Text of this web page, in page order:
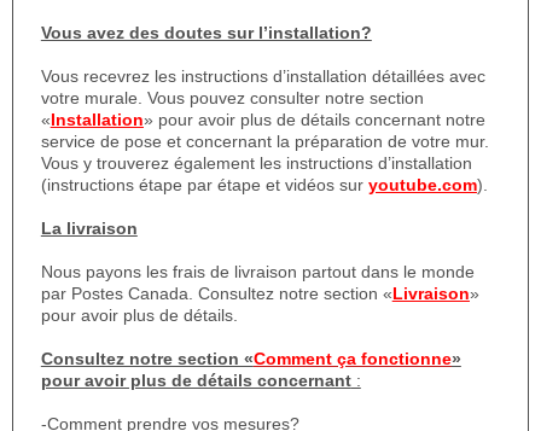
Vous avez des doutes sur l’installation?
Vous recevrez les instructions d’installation détaillées avec
votre murale. Vous pouvez consulter notre section
«Installation» pour avoir plus de détails concernant notre
service de pose et concernant la préparation de votre mur.
Vous y trouverez également les instructions d’installation
(instructions étape par étape et vidéos sur youtube.com).
La livraison
Nous payons les frais de livraison partout dans le monde
par Postes Canada. Consultez notre section «Livraison»
pour avoir plus de détails.
Consultez notre section «Comment ça fonctionne»
pour avoir plus de détails concernant:
-Comment prendre vos mesures?